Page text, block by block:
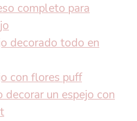
completo para
decorado todo en
con flores puff
un espejo con